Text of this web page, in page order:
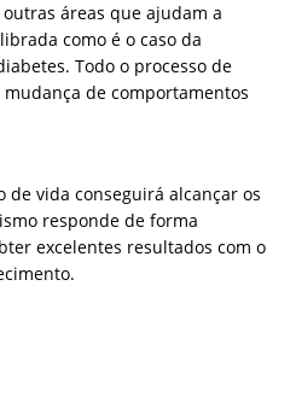
áreas que ajudam a
como é o caso da
Todo o processo de
de comportamentos
de vida conseguirá alcançar os
responde de forma
excelentes resultados com o